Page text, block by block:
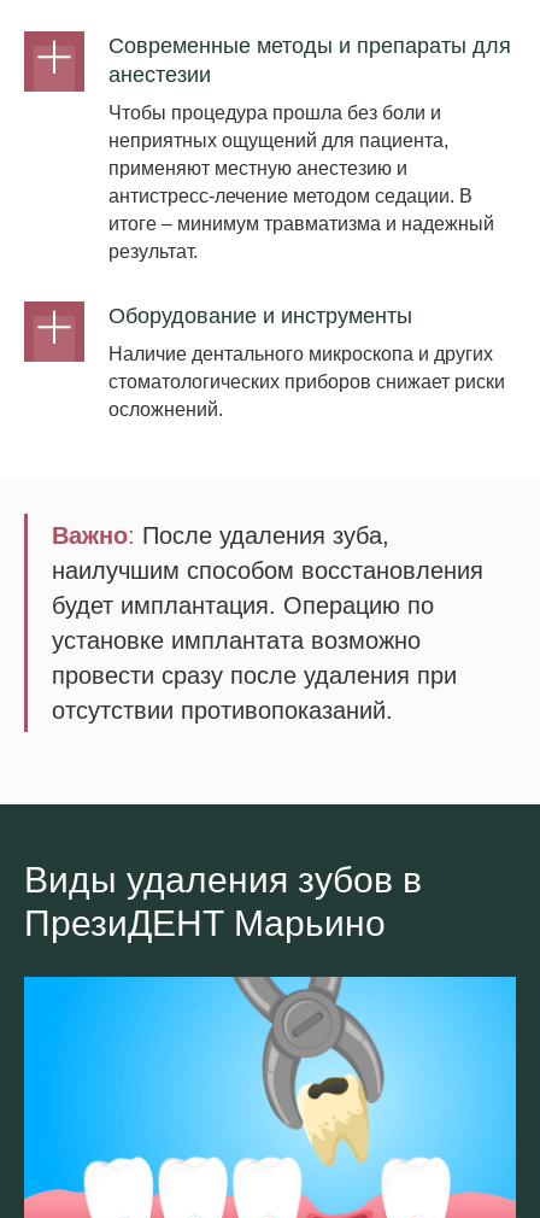
Современные методы и препараты для
анестезии
Чтобы процедура прошла без боли и
неприятных ощущений для пациента,
применяют местную анестезию и
антистресс-лечение методом седации. В
итоге – минимум травматизма и надежный
результат.
Оборудование и инструменты
Наличие дентального микроскопа и других
стоматологических приборов снижает риски
осложнений.
Важно: После удаления зуба,
наилучшим способом восстановления
будет имплантация. Операцию по
установке имплантата возможно
провести сразу после удаления при
отсутствии противопоказаний.
Виды удаления зубов в
ПрезиДЕНТ Марьино